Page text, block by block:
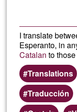
I translate
Esperanto, in
Catalan to those
Translations
Traducción